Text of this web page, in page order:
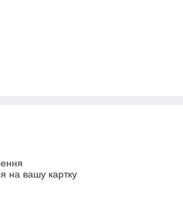
на вашу картку